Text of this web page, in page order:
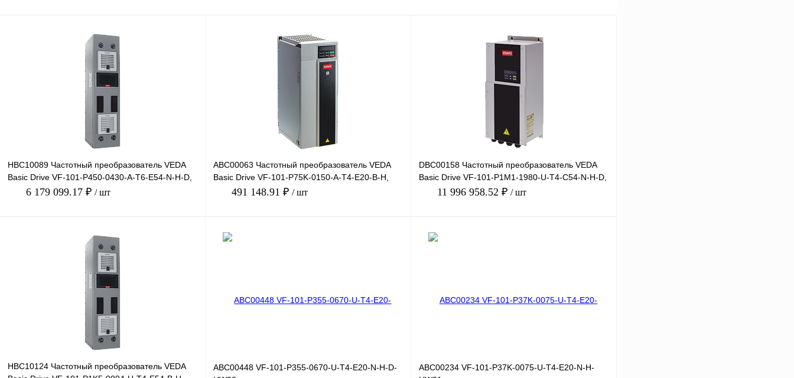
HBC10089 Частотный преобразователь VEDA
Basic Drive VF-101-P450-0430-A-T6-E54-N-H-D,
660В, 450кВт, 4
6 179 099.17 ₽ / шт
В корзину
Сравнение
Под заказ
ABC00063 Частотный преобразователь VEDA
Basic Drive VF-101-P75K-0150-A-T4-E20-B-H,
380В, 75кВт, 150А
491 148.91 ₽ / шт
DBC00158 Частотный преобразователь VEDA
Basic Drive VF-101-P1M1-1980-U-T4-C54-N-H-D,
380В, 1100кВт,
11 996 958.52 ₽ / шт
HBC10124 Частотный преобразователь VEDA
ABC00448 VF-101-P355-0670-U-T4-E20-N-H-D-
ABC00234 VF-101-P37K-0075-U-T4-E20-N-H-